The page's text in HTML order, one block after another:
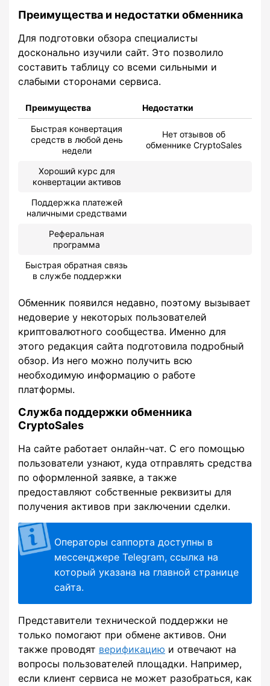
Преимущества и недостатки обменника
Для подготовки обзора специалисты
досконально изучили сайт. Это позволило
составить таблицу со всеми сильными и
слабыми сторонами сервиса.
Преимущества Недостатки
Быстрая конвертация
средств в любой день
недели
Нет отзывов об
обменнике CryptoSales
Хороший курс для
конвертации активов
Поддержка платежей
наличными средствами
Реферальная
программа
Быстрая обратная связь
в службе поддержки
Обменник появился недавно, поэтому вызывает
недоверие у некоторых пользователей
криптовалютного сообщества. Именно для
этого редакция сайта подготовила подробный
обзор. Из него можно получить всю
необходимую информацию о работе
платформы.
Служба поддержки обменника
CryptoSales
На сайте работает онлайн-чат. С его помощью
пользователи узнают, куда отправлять средства
по оформленной заявке, а также
предоставляют собственные реквизиты для
получения активов при заключении сделки.
Операторы саппорта доступны в
мессенджере Telegram, ссылка на
который указана на главной странице
сайта.
Представители технической поддержки не
только помогают при обмене активов. Они
также проводят верификацию и отвечают на
вопросы пользователей площадки. Например,
если клиент сервиса не может разобраться, как